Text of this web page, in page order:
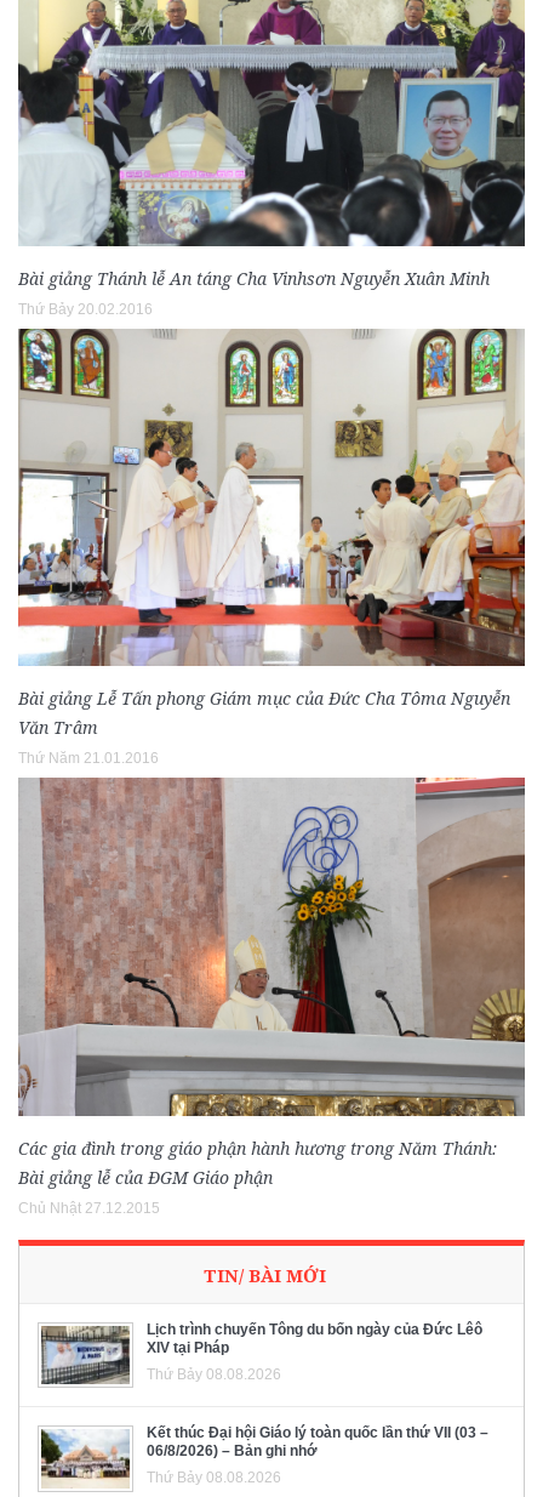
Bài giảng Thánh lễ An táng Cha Vinhsơn Nguyễn Xuân Minh
Thứ Bảy 20.02.2016
Bài giảng Lễ Tấn phong Giám mục của Đức Cha Tôma Nguyễn
Văn Trâm
Thứ Năm 21.01.2016
Các gia đình trong giáo phận hành hương trong Năm Thánh:
Bài giảng lễ của ĐGM Giáo phận
Chủ Nhật 27.12.2015
TIN/ BÀI MỚI
Lịch trình chuyến Tông du bốn ngày của Đức Lêô
XIV tại Pháp
Thứ Bảy 08.08.2026
Kết thúc Đại hội Giáo lý toàn quốc lần thứ VII (03 –
06/8/2026) – Bản ghi nhớ
Thứ Bảy 08.08.2026